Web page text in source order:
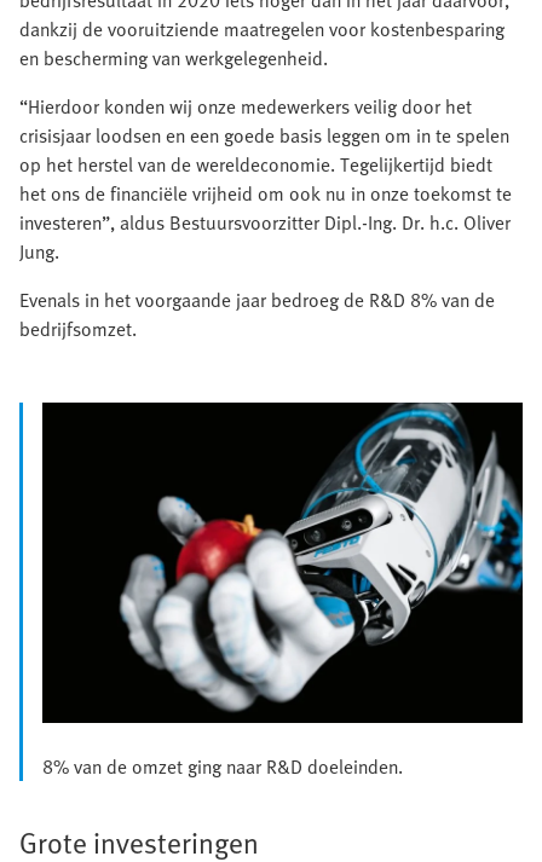
dankzij de vooruitziende maatregelen voor kostenbesparing
en bescherming van werkgelegenheid.
“Hierdoor konden wij onze medewerkers veilig door het
crisisjaar loodsen en een goede basis leggen om in te spelen
op het herstel van de wereldeconomie. Tegelijkertijd biedt
het ons de financiële vrijheid om ook nu in onze toekomst te
investeren”, aldus Bestuursvoorzitter Dipl.-Ing. Dr. h.c. Oliver
Jung.
Evenals in het voorgaande jaar bedroeg de R&D 8% van de
bedrijfsomzet.
8% van de omzet ging naar R&D doeleinden.
Grote investeringen